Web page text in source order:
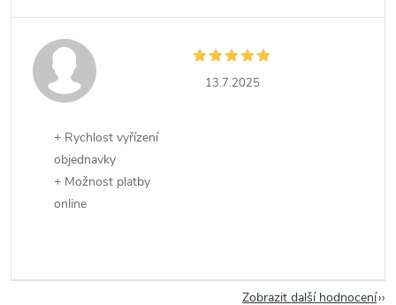
13.7.2025
+ Rychlost vyřízení
objednavky
+ Možnost platby
online
Zobrazit další hodnocení